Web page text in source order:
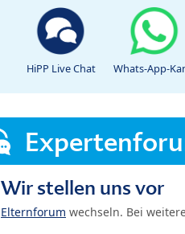
HiPP Live Chat Whats-App-
Wir stellen uns vor
Elternforum wechseln. Bei